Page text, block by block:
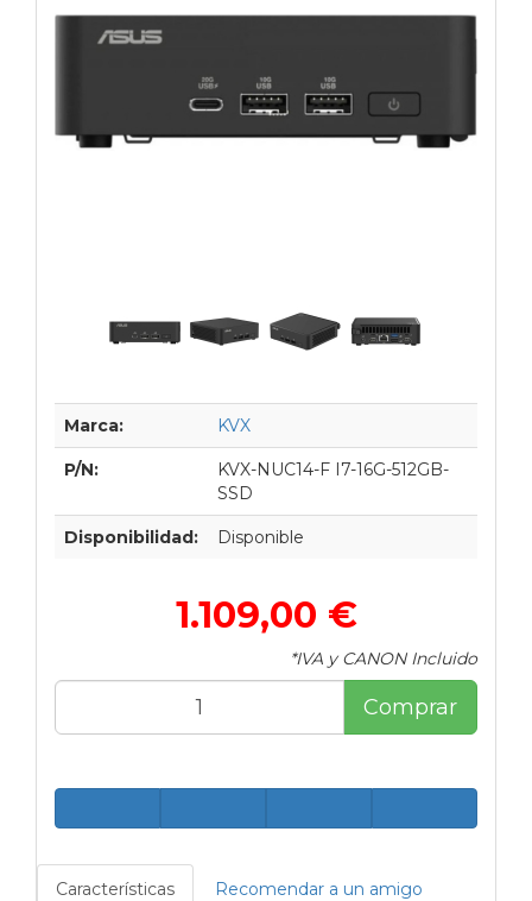
Marca: KVX
P/N:
KVX-NUC14-F I7-16G-512GB-
SSD
Disponibilidad: Disponible
1.109,00 €
*IVA y CANON Incluido
Comprar
Características Recomendar a un amigo